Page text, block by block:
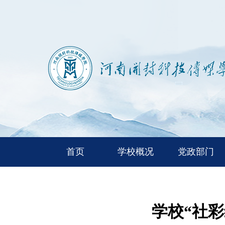
首页 学校概况 党政部门
学校“社